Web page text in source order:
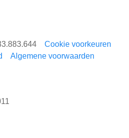
Cookie voorkeuren
Algemene voorwaarden